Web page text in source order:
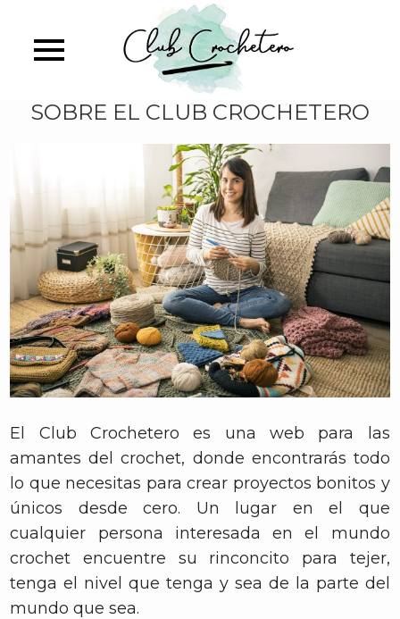
main
SOBRE EL CLUB CROCHETERO
El Club Crochetero es una web para las
amantes del crochet, donde encontrarás todo
lo que necesitas para crear proyectos bonitos y
únicos desde cero. Un lugar en el que
cualquier persona interesada en el mundo
crochet encuentre su rinconcito para tejer,
tenga el nivel que tenga y sea de la parte del
mundo que sea.